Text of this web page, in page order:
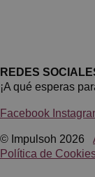
REDES
¡A qué esperas
Facebook
© Impulsoh 2026
Política de